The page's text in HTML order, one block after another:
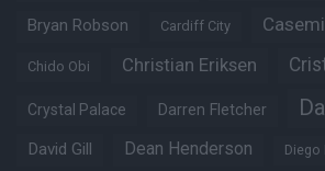
Bryan Robson Cardiff City
Chido Obi Christian Eriksen
Crystal Palace Darren Fletcher
David Gill Dean Henderson Diego